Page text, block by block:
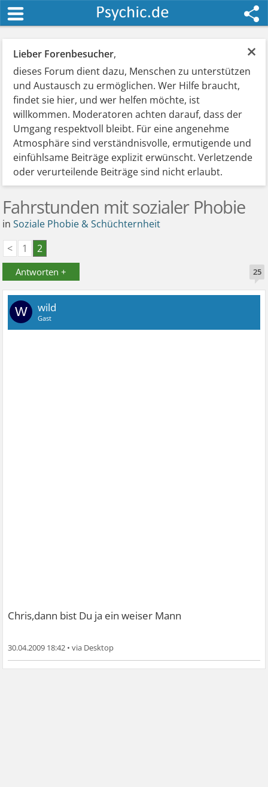
×
Lieber Forenbesucher,
dieses Forum dient dazu, Menschen zu unterstützen
und Austausch zu ermöglichen. Wer Hilfe braucht,
findet sie hier, und wer helfen möchte, ist
willkommen. Moderatoren achten darauf, dass der
Umgang respektvoll bleibt. Für eine angenehme
Atmosphäre sind verständnisvolle, ermutigende und
einfühlsame Beiträge explizit erwünscht. Verletzende
oder verurteilende Beiträge sind nicht erlaubt.
Fahrstunden mit sozialer Phobie
inSoziale Phobie & Schüchternheit
<
1 2
Antworten + 25
W wild
Gast
Chris,dann bist Du ja ein weiser Mann
30.04.2009 18:42 •